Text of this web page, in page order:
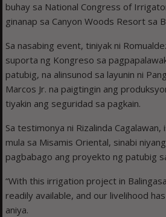
buhay sa National Congress of
ginanap sa Canyon Woods Resort sa
Sa nasabing event, tiniyak ni
suporta ng Kongreso sa
patubig, na alinsunod sa layunin ni
Marcos Jr. na paigtingin ang
tiyakin ang seguridad sa pagkain.
Sa testimonya ni Rizalinda
mula sa Misamis Oriental, sinabi
pagbabago ang proyekto ng patubig
“With this irrigation project in
readily available, and our livelihood
aniya.